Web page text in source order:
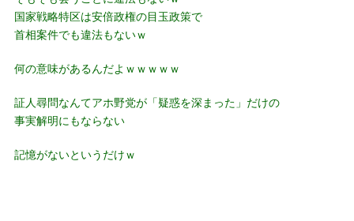
国家戦略特区は安倍政権の目玉政策で
首相案件でも違法もないｗ
何の意味があるんだよｗｗｗｗｗ
証人尋問なんてアホ野党が「疑惑を深まった」だけの
事実解明にもならない
記憶がないというだけｗ